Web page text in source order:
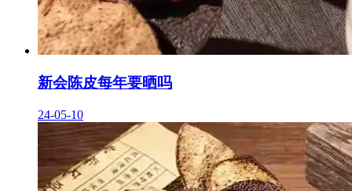
新会陈皮每年要晒吗
24-05-10